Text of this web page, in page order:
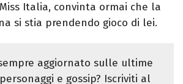
Italia, convinta ormai che la
si stia prendendo gioco di lei.
aggiornato sulle ultime
e gossip? Iscriviti al